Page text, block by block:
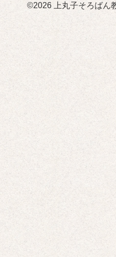
©2026 上丸子そろばん